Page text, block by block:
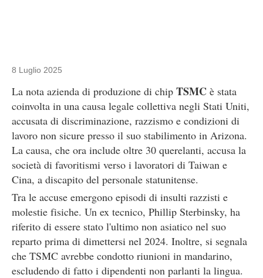
8 Luglio 2025
La nota azienda di produzione di chip TSMC è stata
coinvolta in una causa legale collettiva negli Stati Uniti,
accusata di discriminazione, razzismo e condizioni di
lavoro non sicure presso il suo stabilimento in Arizona.
La causa, che ora include oltre 30 querelanti, accusa la
società di favoritismi verso i lavoratori di Taiwan e
Cina, a discapito del personale statunitense.
Tra le accuse emergono episodi di insulti razzisti e
molestie fisiche. Un ex tecnico, Phillip Sterbinsky, ha
riferito di essere stato l'ultimo non asiatico nel suo
reparto prima di dimettersi nel 2024. Inoltre, si segnala
che TSMC avrebbe condotto riunioni in mandarino,
escludendo di fatto i dipendenti non parlanti la lingua.